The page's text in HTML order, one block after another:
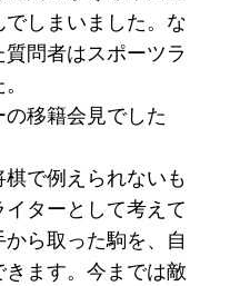
しまいました。な
問者はスポーツラ
の移籍会見でした
で例えられないも
ターとして考えて
ら取った駒を、自
ます。今までは敵